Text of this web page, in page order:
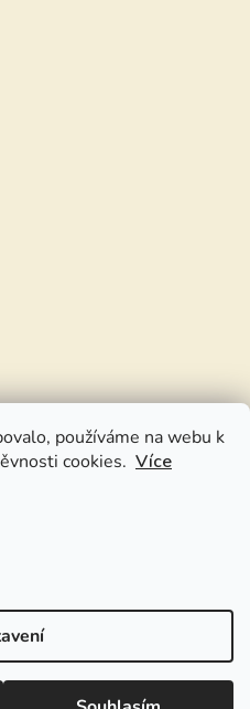
používáme na webu k
cookies. Více